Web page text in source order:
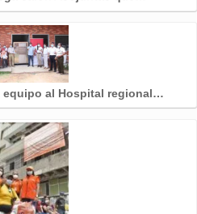
equipo al Hospital regional…